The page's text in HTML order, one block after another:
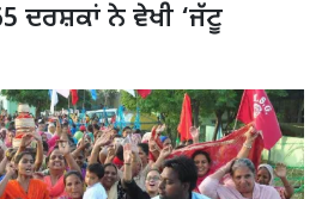
ਦਰਸ਼ਕਾਂ ਨੇ ਵੇਖੀ ‘ਜੱਟੂ